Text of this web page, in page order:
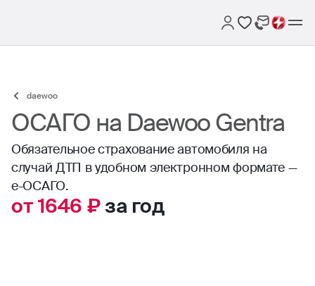
daewoo
ОСАГО на Daewoo Gentra
Обязательное страхование автомобиля на
случай ДТП в удобном электронном формате —
е-ОСАГО.
от 1646 ₽за год